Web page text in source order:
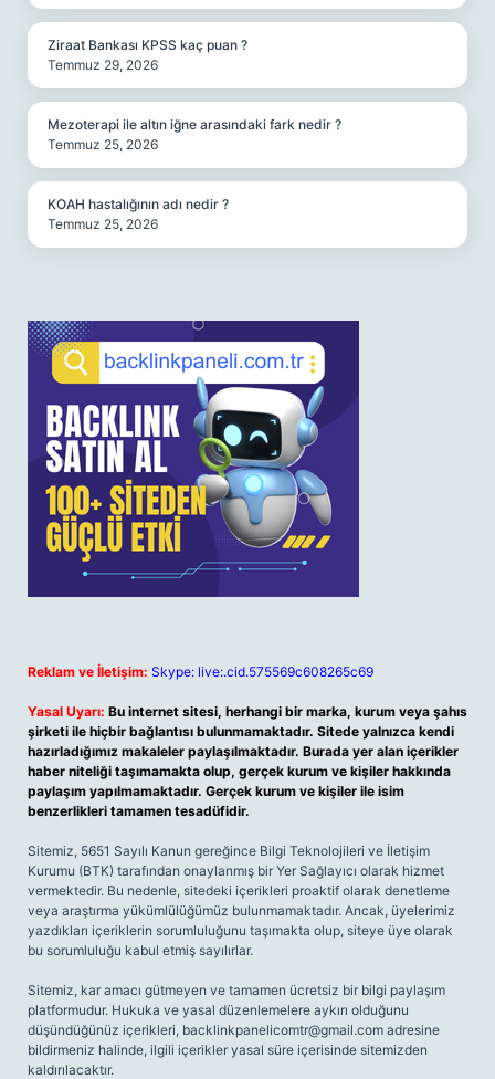
Ziraat Bankası KPSS kaç puan ?
Temmuz 29, 2026
Mezoterapi ile altın iğne arasındaki fark nedir ?
Temmuz 25, 2026
KOAH hastalığının adı nedir ?
Temmuz 25, 2026
Reklam ve İletişim: Skype: live:.cid.575569c608265c69
Yasal Uyarı: Bu internet sitesi, herhangi bir marka, kurum veya şahıs
şirketi ile hiçbir bağlantısı bulunmamaktadır. Sitede yalnızca kendi
hazırladığımız makaleler paylaşılmaktadır. Burada yer alan içerikler
haber niteliği taşımamakta olup, gerçek kurum ve kişiler hakkında
paylaşım yapılmamaktadır. Gerçek kurum ve kişiler ile isim
benzerlikleri tamamen tesadüfidir.
Sitemiz, 5651 Sayılı Kanun gereğince Bilgi Teknolojileri ve İletişim
Kurumu (BTK) tarafından onaylanmış bir Yer Sağlayıcı olarak hizmet
vermektedir. Bu nedenle, sitedeki içerikleri proaktif olarak denetleme
veya araştırma yükümlülüğümüz bulunmamaktadır. Ancak, üyelerimiz
yazdıkları içeriklerin sorumluluğunu taşımakta olup, siteye üye olarak
bu sorumluluğu kabul etmiş sayılırlar.
Sitemiz, kar amacı gütmeyen ve tamamen ücretsiz bir bilgi paylaşım
platformudur. Hukuka ve yasal düzenlemelere aykırı olduğunu
düşündüğünüz içerikleri, backlinkpanelicomtr@gmail.com adresine
bildirmeniz halinde, ilgili içerikler yasal süre içerisinde sitemizden
kaldırılacaktır.